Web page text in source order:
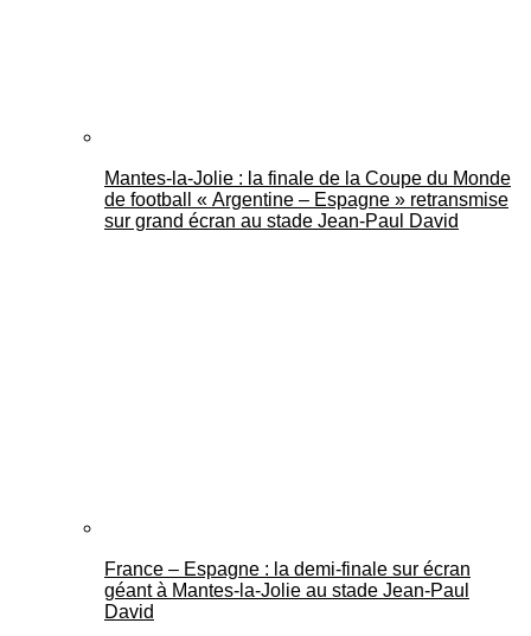
Mantes-la-Jolie : la finale de la Coupe du Monde
de football « Argentine – Espagne » retransmise
sur grand écran au stade Jean-Paul David
France – Espagne : la demi-finale sur écran
géant à Mantes-la-Jolie au stade Jean-Paul
David